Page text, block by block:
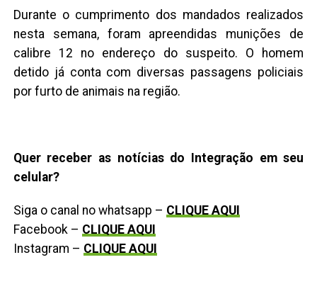
Durante o cumprimento dos mandados realizados
nesta semana, foram apreendidas munições de
calibre 12 no endereço do suspeito. O homem
detido já conta com diversas passagens policiais
por furto de animais na região.
Quer receber as notícias do Integração em seu
celular?
Siga o canal no whatsapp – CLIQUE AQUI
Facebook – CLIQUE AQUI
Instagram – CLIQUE AQUI